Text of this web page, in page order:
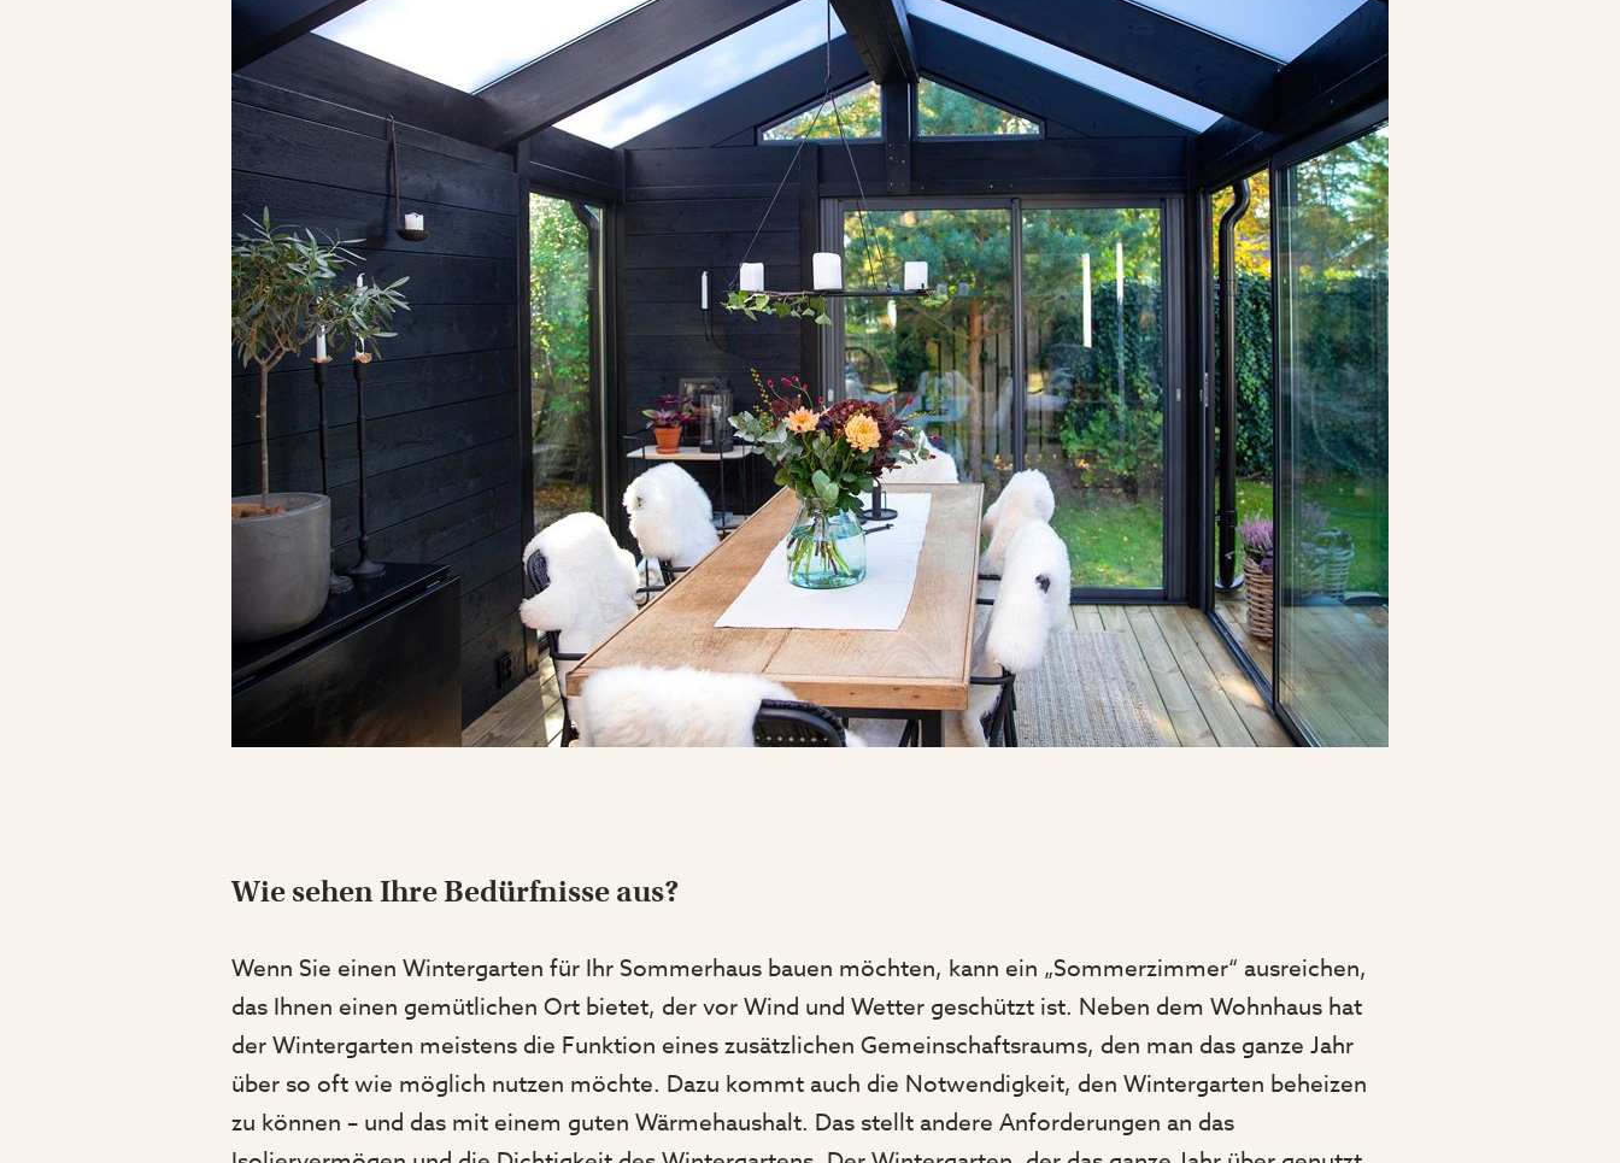
Wie sehen Ihre Bedürfnisse aus?
Wenn Sie einen Wintergarten für Ihr Sommerhaus bauen möchten, kann ein „Sommerzimmer“ ausreichen,
das Ihnen einen gemütlichen Ort bietet, der vor Wind und Wetter geschützt ist. Neben dem Wohnhaus hat
der Wintergarten meistens die Funktion eines zusätzlichen Gemeinschaftsraums, den man das ganze Jahr
über so oft wie möglich nutzen möchte. Dazu kommt auch die Notwendigkeit, den Wintergarten beheizen
zu können – und das mit einem guten Wärmehaushalt. Das stellt andere Anforderungen an das